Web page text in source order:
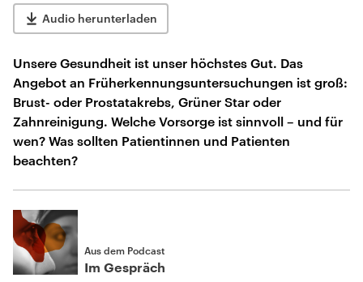
Audio herunterladen
Unsere Gesundheit ist unser höchstes Gut. Das
Angebot an Früherkennungsuntersuchungen ist groß:
Brust- oder Prostatakrebs, Grüner Star oder
Zahnreinigung. Welche Vorsorge ist sinnvoll – und für
wen? Was sollten Patientinnen und Patienten
beachten?
Aus dem Podcast
Im Gespräch